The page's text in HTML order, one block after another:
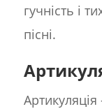
гучність і
пісні.